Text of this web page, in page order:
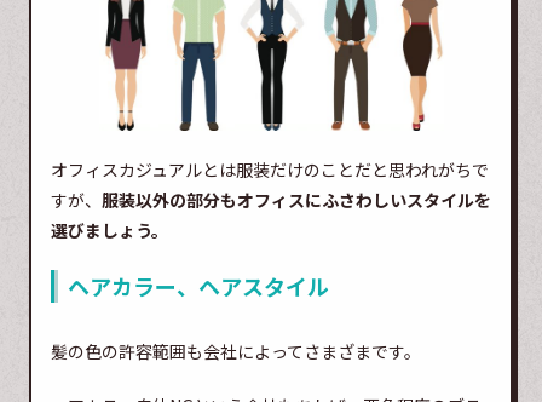
オフィスカジュアルとは服装だけのことだと思われがちで
すが、 服装以外の部分もオフィスにふさわしいスタイルを
選びましょう。
ヘアカラー、ヘアスタイル
髪の色の許容範囲も会社によってさまざまです。